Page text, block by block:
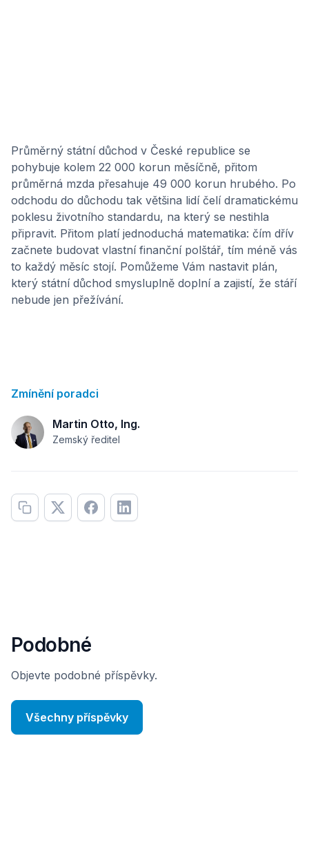
Zmínění poradci
Martin Otto, Ing.
Zemský ředitel
Průměrný státní důchod v České republice se
pohybuje kolem 22 000 korun měsíčně, přitom
průměrná mzda přesahuje 49 000 korun hrubého. Po
odchodu do důchodu tak většina lidí čelí dramatickému
poklesu životního standardu, na který se nestihla
připravit. Přitom platí jednoduchá matematika: čím dřív
začnete budovat vlastní finanční polštář, tím méně vás
to každý měsíc stojí. Pomůžeme Vám nastavit plán,
který státní důchod smysluplně doplní a zajistí, že stáří
nebude jen přežívání.
Podobné
Objevte podobné příspěvky.
Všechny příspěvky